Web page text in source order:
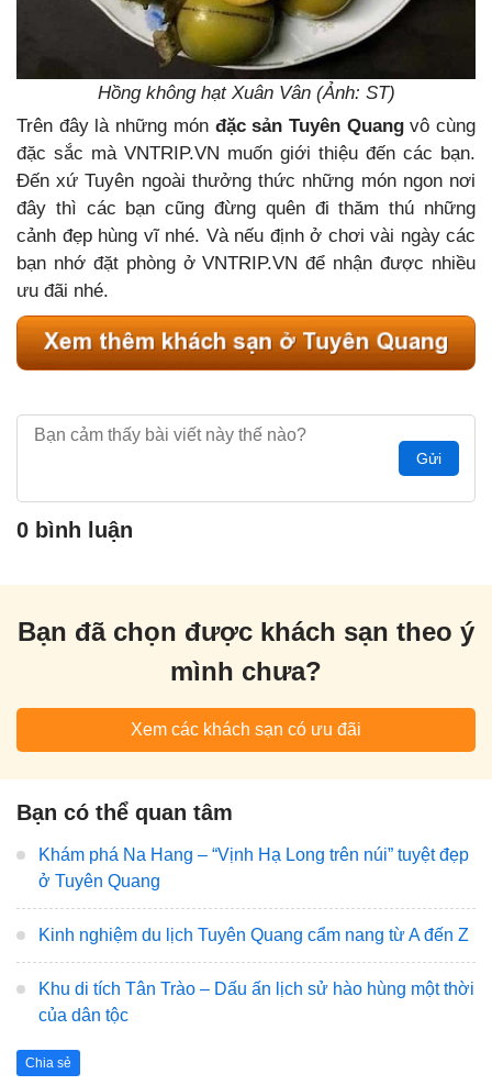
Hồng không hạt Xuân Vân (Ảnh: ST)
Trên đây là những món đặc sản Tuyên Quangvô cùng
đặc sắc mà VNTRIP.VN muốn giới thiệu đến các bạn.
Đến xứ Tuyên ngoài thưởng thức những món ngon nơi
đây thì các bạn cũng đừng quên đi thăm thú những
cảnh đẹp hùng vĩ nhé. Và nếu định ở chơi vài ngày các
bạn nhớ đặt phòng ở VNTRIP.VN để nhận được nhiều
ưu đãi nhé.
Gửi
0 bình luận
Bạn đã chọn được khách sạn theo ý
mình chưa?
Xem các khách sạn có ưu đãi
Bạn có thể quan tâm
Khám phá Na Hang – “Vịnh Hạ Long trên núi” tuyệt đẹp
ở Tuyên Quang
Kinh nghiệm du lịch Tuyên Quang cẩm nang từ A đến Z
Khu di tích Tân Trào – Dấu ấn lịch sử hào hùng một thời
của dân tộc
Chia sẻ